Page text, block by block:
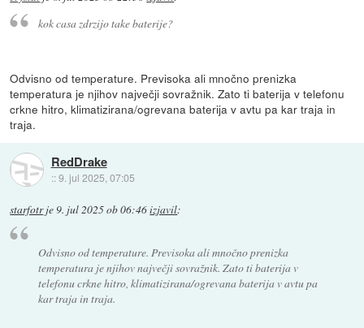
kok casa zdrzijo take baterije?
Odvisno od temperature. Previsoka ali mnočno prenizka
temperatura je njihov največji sovražnik. Zato ti baterija v telefonu
crkne hitro, klimatizirana/ogrevana baterija v avtu pa kar traja in
traja.
RedDrake
::9. jul 2025, 07:05
starfotrje9. jul 2025 ob 06:46izjavil:
Odvisno od temperature. Previsoka ali mnočno prenizka
temperatura je njihov največji sovražnik. Zato ti baterija v
telefonu crkne hitro, klimatizirana/ogrevana baterija v avtu pa
kar traja in traja.